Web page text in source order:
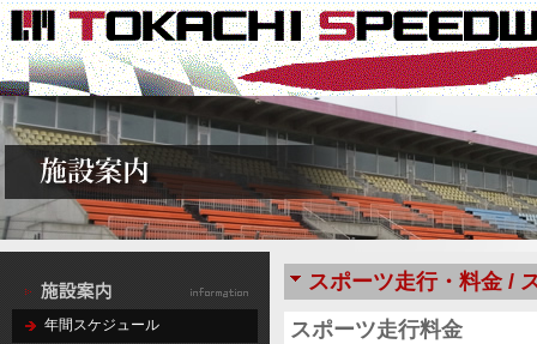
年間スケジュール
スポーツ走行・料金 /
スポーツ走行料金